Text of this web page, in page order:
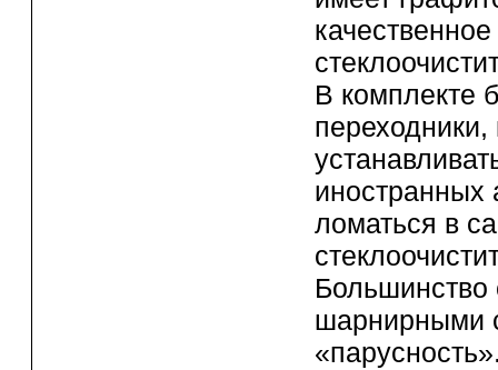
В комплекте
иностранных
ломаться в
Большинство
шарнирными